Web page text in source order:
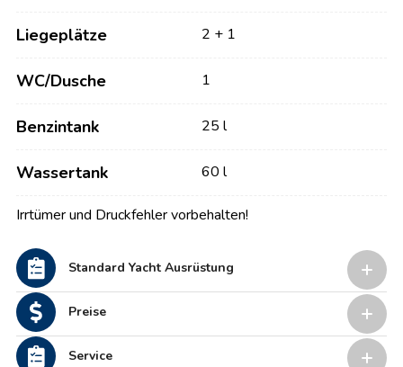
Liegeplätze 2 + 1
WC/Dusche 1
Benzintank 25 l
Wassertank 60 l
Irrtümer und Druckfehler vorbehalten!
Standard Yacht Ausrüstung
Preise
Service